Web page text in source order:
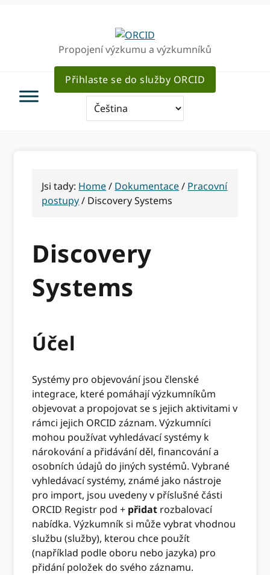
Propojení výzkumu a výzkumníků
Přihlaste se do služby ORCID
Jsi tady: Home/ Dokumentace/ Pracovní
postupy/ Discovery Systems
Discovery
Systems
Účel
Systémy pro objevování jsou členské
integrace, které pomáhají výzkumníkům
objevovat a propojovat se s jejich aktivitami v
rámci jejich ORCID záznam. Výzkumníci
mohou používat vyhledávací systémy k
nárokování a přidávání děl, financování a
osobních údajů do jiných systémů. Vybrané
vyhledávací systémy, známé jako nástroje
pro import, jsou uvedeny v příslušné části
ORCID Registr pod + přidat rozbalovací
nabídka. Výzkumník si může vybrat vhodnou
službu (služby), kterou chce použít
(například podle oboru nebo jazyka) pro
přidání položek do svého záznamu.